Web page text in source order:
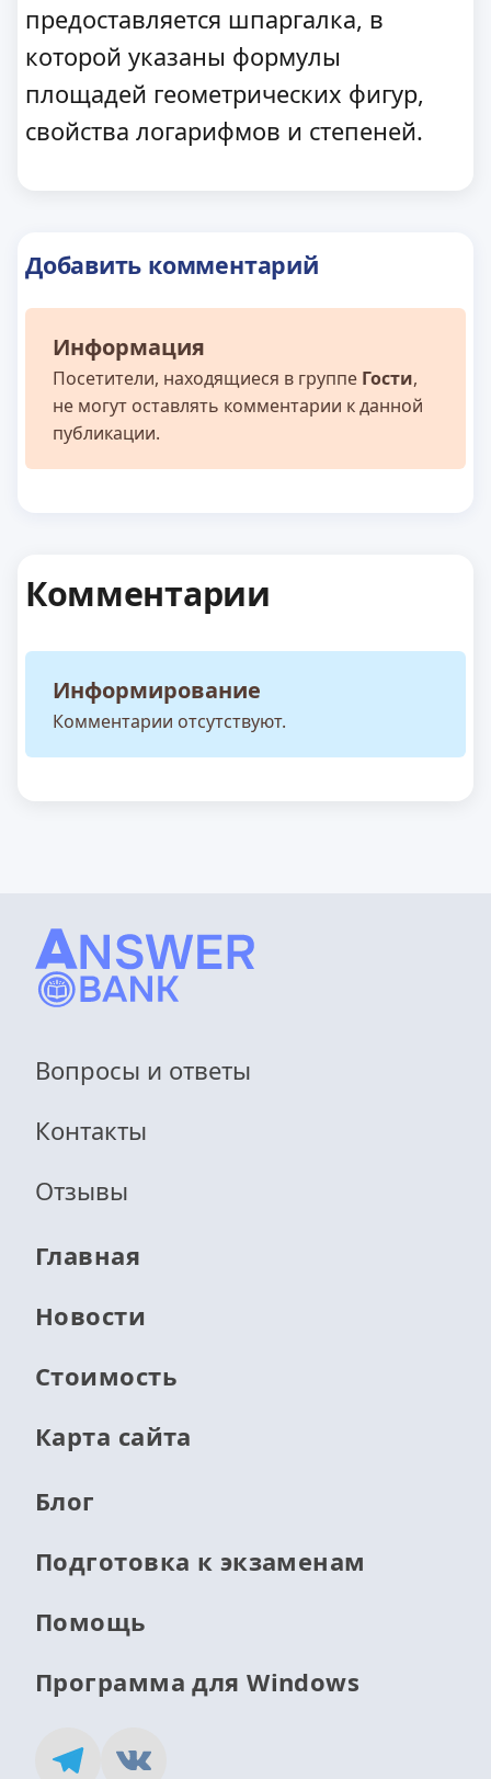
предоставляется шпаргалка, в
которой указаны формулы
площадей геометрических фигур,
свойства логарифмов и степеней.
Добавить комментарий
Информация
Посетители, находящиеся в группе Гости,
не могут оставлять комментарии к данной
публикации.
Комментарии
Информирование
Комментарии отсутствуют.
Вопросы и ответы
Контакты
Отзывы
Главная
Новости
Стоимость
Карта сайта
Блог
Подготовка к экзаменам
Помощь
Программа для Windows